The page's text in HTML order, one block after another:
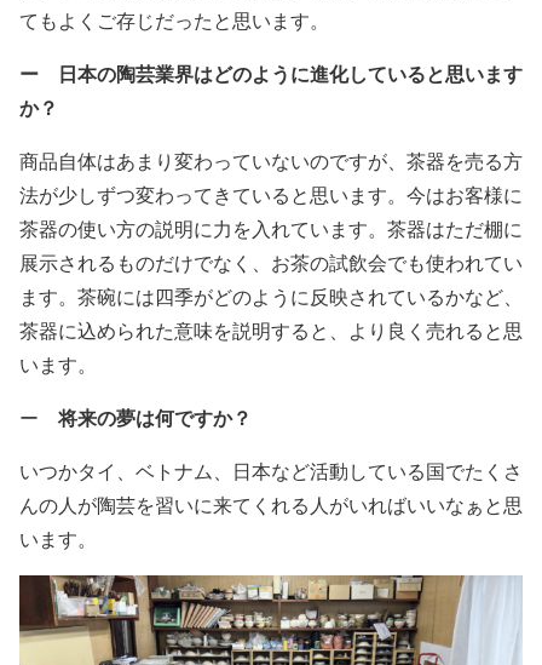
てもよくご存じだったと思います。
ー 日本の陶芸業界はどのように進化していると思います
か？
商品自体はあまり変わっていないのですが、茶器を売る方
法が少しずつ変わってきていると思います。今はお客様に
茶器の使い方の説明に力を入れています。茶器はただ棚に
展示されるものだけでなく、お茶の試飲会でも使われてい
ます。茶碗には四季がどのように反映されているかなど、
茶器に込められた意味を説明すると、より良く売れると思
います。
ー将来の夢は何ですか？
いつかタイ、ベトナム、日本など活動している国でたくさ
んの人が陶芸を習いに来てくれる人がいればいいなぁと思
います。